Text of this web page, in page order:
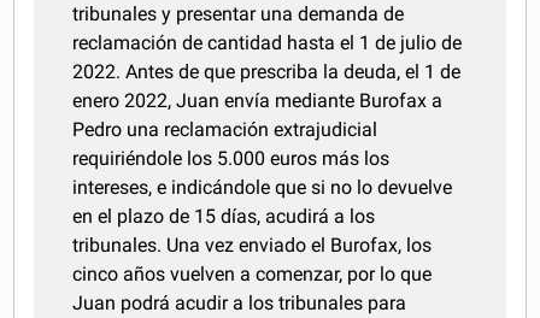
tribunales y presentar una demanda de
reclamación de cantidad hasta el 1 de julio de
2022. Antes de que prescriba la deuda, el 1 de
enero 2022, Juan envía mediante Burofax a
Pedro una reclamación extrajudicial
requiriéndole los 5.000 euros más los
intereses, e indicándole que si no lo devuelve
en el plazo de 15 días, acudirá a los
tribunales. Una vez enviado el Burofax, los
cinco años vuelven a comenzar, por lo que
Juan podrá acudir a los tribunales para